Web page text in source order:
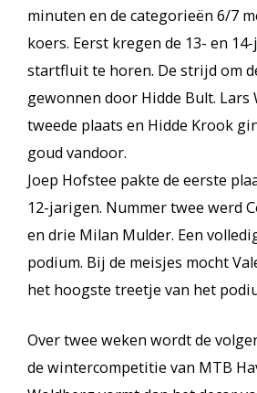
minuten en de categorieën 6/7
koers. Eerst kregen de 13- en
startfluit te horen. De strijd om
gewonnen door Hidde Bult. Lars
tweede plaats en Hidde Krook
goud vandoor.
Joep Hofstee pakte de eerste
12-jarigen. Nummer twee werd
en drie Milan Mulder. Een
podium. Bij de meisjes mocht
het hoogste treetje van het
Over twee weken wordt de
de wintercompetitie van MTB